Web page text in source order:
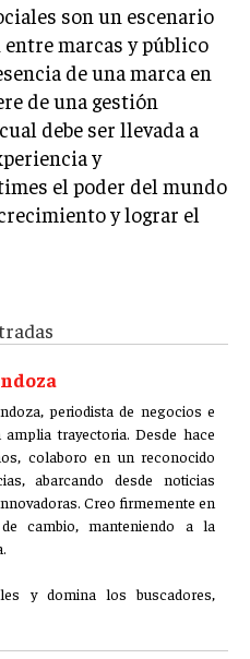
son un escenario
marcas y público
de una marca en
de una gestión
debe ser llevada a
y
el poder del mundo
y lograr el
periodista de negocios e
trayectoria. Desde hace
colaboro en un reconocido
abarcando desde noticias
Creo firmemente en
cambio, manteniendo a la
y domina los buscadores,